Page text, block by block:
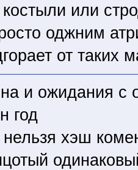
или
оджним
от таких
и ожидания
год
хэш